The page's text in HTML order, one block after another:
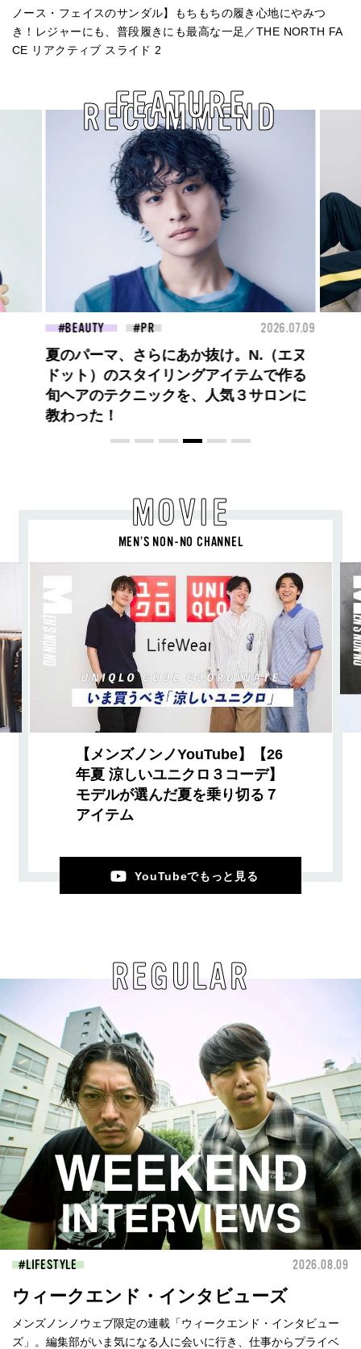
ノース・フェイスのサンダル】もちもちの履き心地にやみつ
き！レジャーにも、普段履きにも最高な一足／THE NORTH FA
CE リアクティブ スライド 2
RECOMMEND
FEATURE
FASHION 2026.07.09
ロエベの新しい世界へようこそ。大胆な
コントラストとレイヤードの先に。装う
喜び、明るいスピリット
MOVIE
MEN’S NON-NO CHANNEL
【メンズノンノYouTube】【26
年夏 涼しいユニクロ３コーデ】
モデルが選んだ夏を乗り切る７
アイテム
YouTubeでもっと見る
REGULAR
LIFESTYLE 2026.08.09
ウィークエンド・インタビューズ
メンズノンノウェブ限定の連載「ウィークエンド・インタビュー
ズ」。編集部がいま気になる人に会いに行き、仕事からプライベ